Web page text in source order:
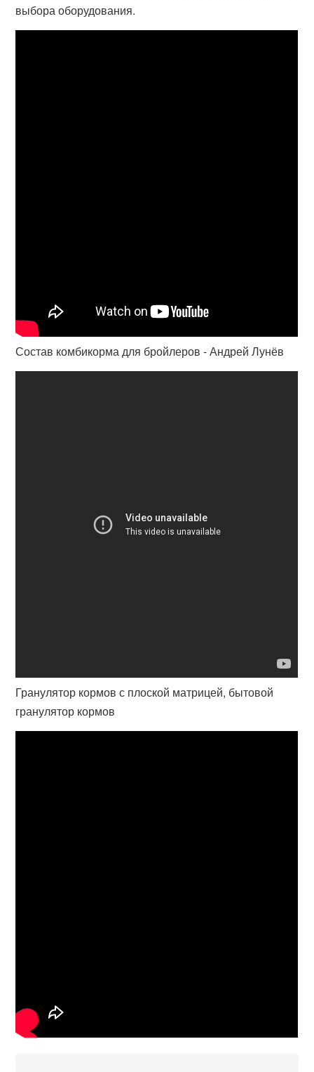
выбора оборудования.
Состав комбикорма для бройлеров - Андрей Лунёв
Гранулятор кормов с плоской матрицей, бытовой
гранулятор кормов